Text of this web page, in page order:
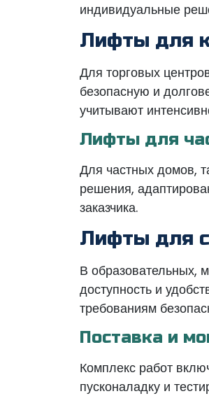
индивидуальные
Лифты для
Для торговых
безопасную и
учитывают
Лифты для
Для частных домов,
решения,
заказчика.
Лифты для
В образовательных,
доступность и
требованиям
Поставка и
Комплекс работ
пусконаладку и